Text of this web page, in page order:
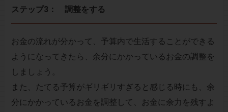
ステップ3： 調整をする
お金の流れが分かって、予算内で生活することができる
ようになってきたら、余分にかかっているお金の調整を
しましょう。
また、たてる予算がギリギリすぎると感じる時にも、余
分にかかっているお金を調整して、お金に余力を残すよ